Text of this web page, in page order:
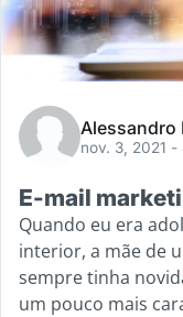
Alessandro
nov. 3, 2021 -
E-mail
Quando eu era
interior, a mãe de
sempre tinha
um pouco mais